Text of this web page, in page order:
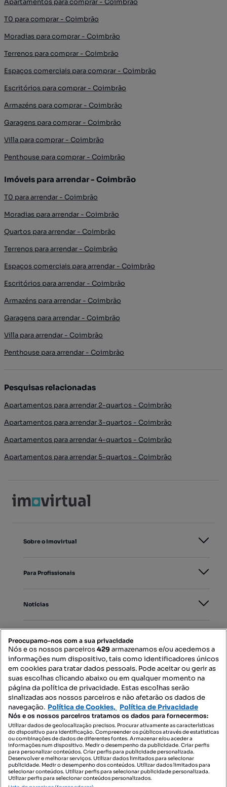
Apartamentos para comprar - Coimbrão
T0 para comprar - Coimbrão
Moradias para comprar - Coimbrão
Terrenos para comprar - Coimbrão
Espaços comerciais para comprar - Coimbrão
Escritórios para comprar - Coimbrão
Armazéns para comprar - Coimbrão
Garagens para comprar - Coimbrão
Villa para comprar - Coimbrão
Penthouse para comprar - Coimbrão
Imóveis para arrendar - Coimbrão
T0 para arrendar - Coimbrão
Moradias para arrendar - Coimbrão
Quartos para arrendar - Coimbrão
Terrenos para arrendar - Coimbrão
Espaços comerciais para arrendar - Coimbrão
Escritórios para arrendar - Coimbrão
Armazéns para arrendar - Coimbrão
Garagens para arrendar - Coimbrão
Villa para arrendar - Coimbrão
Penthouse para arrendar - Coimbrão
Pesquisas relacionadas
Apartamentos para arrendar 2-quartos - Coimbrão
Apartamentos para arrendar 3-quartos - Coimbrão
Apartamentos para arrendar 4-quartos - Coimbrão
Apartamentos para arrendar 5-quartos - Coimbrão
Sobre o Imovirtual
Para Profissionais
Notícias
Mapa do Site
Contacte-nos
SIGA-NOS:
DESCARREGAR NA:
Preocupamo-nos com a sua privacidade
Nós e os nossos parceiros429armazenamos e/ou acedemos a
informações num dispositivo, tais como identificadores únicos
em cookies para tratar dados pessoais. Pode aceitar ou gerir as
suas escolhas clicando abaixo ou em qualquer momento na
página da política de privacidade. Estas escolhas serão
sinalizadas aos nossos parceiros e não afetarão os dados de
navegação. Política de Cookies, Política de Privacidade
Nós e os nossos parceiros tratamos os dados para fornecermos:
Utilizar dados de geolocalização precisos. Procurar ativamente as características
do dispositivo para identificação. Compreender os públicos através de estatísticas
ou combinações de dados de diferentes fontes. Armazenar e/ou aceder a
informações num dispositivo. Medir o desempenho da publicidade. Criar perfis
para personalizar conteúdos. Criar perfis para publicidade personalizada.
Desenvolver e melhorar serviços. Utilizar dados limitados para selecionar
publicidade. Medir o desempenho dos conteúdos. Utilizar dados limitados para
selecionar conteúdos. Utilizar perfis para selecionar publicidade personalizada.
Utilizar perfis para selecionar conteúdos personalizados.